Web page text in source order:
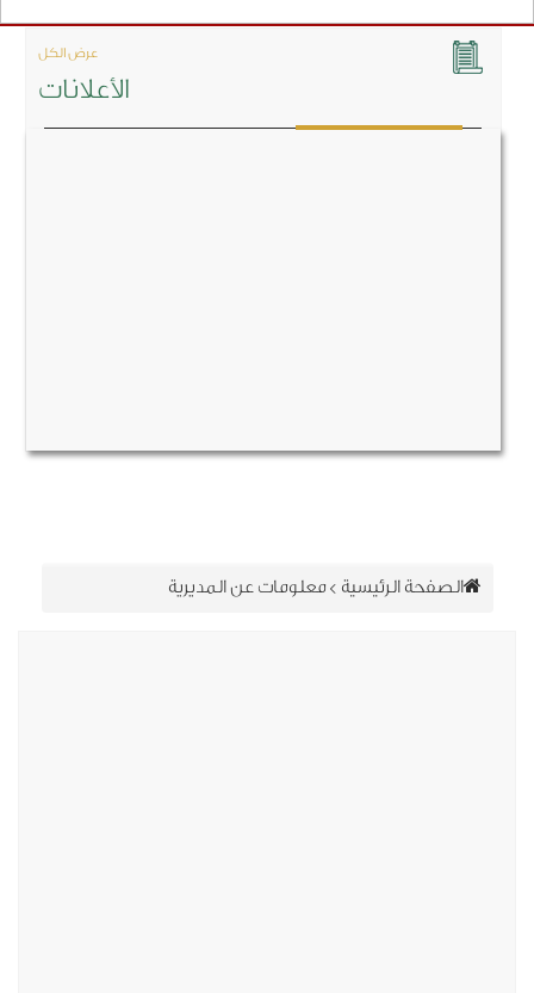
الأعلانات
عرض الكل
الصفحة الرئيسية>معلومات عن المديرية